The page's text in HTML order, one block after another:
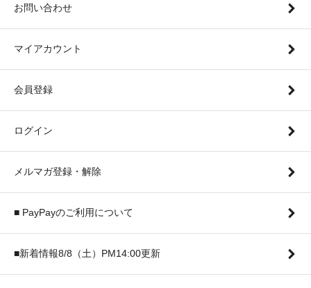
お問い合わせ
マイアカウント
会員登録
ログイン
メルマガ登録・解除
■ PayPayのご利用について
■新着情報8/8（土）PM14:00更新